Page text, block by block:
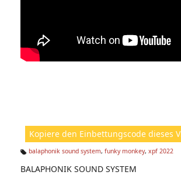
Kopiere den Einbettungscode dieses
g
balaphonik sound system, funky monkey, xpf 2022
BALAPHONIK SOUND SYSTEM